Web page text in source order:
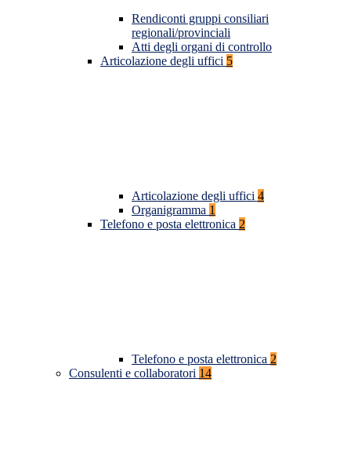
Rendiconti gruppi consiliari
regionali/provinciali
Atti degli organi di controllo
Articolazione degli uffici 5
Articolazione degli uffici 4
Organigramma 1
Telefono e posta elettronica 2
Telefono e posta elettronica 2
Consulenti e collaboratori 14